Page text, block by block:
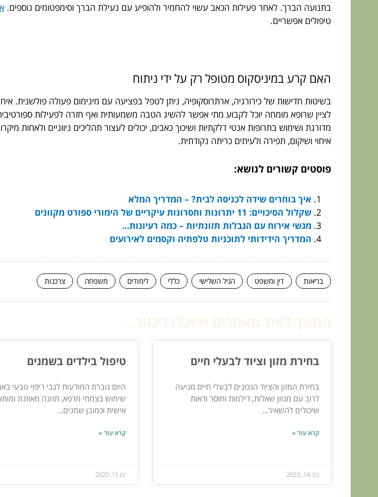
בתנועה הברך. לאחר פעילות הכאב עשוי להחמיר ולהופיע עם נעילת הברך וסימפטומים נוספים.
טיפולים אפשריים.
האם קרע במיניסקוס מטופל רק על ידי ניתוח
בשיטות חדישות של כירורגיה, ארתרוסקופיה, ניתן לטפל בפציעה עם מינימום פעולה פולשנית.
לציין שרופא מומחה יוכל לקבוע מתי אפשר להשיג הטבה משמעותית ואף חזרה לפעילות
מדורגת ושימוש בתרופות אנטי דלקתיות ושיכוך כאבים, יכולים לעצור תהליכים ניווניים ולאחות
איחוי ושיקום, תפירה ולעיתים כריתה נקודתית.
פוסטים קשורים לנושא:
איך בוחרים שידה לכניסה לבית? – המדריך המלא
שקלול הסיכויים: 11 יתרונות וחסרונות עיקריים של הימורי ספורט מקוונים
מגשי אירוח עם הגבלות תזונתיות – כמה רעיונות…
המדריך הידידותי לתוכניות טלפתיה וקסמים לאירועים
בריאות דין ומשפט הגיל השלישי כללי לימודים משפחה צרכנות
בחירת מזון וציוד לבעלי חיים
בחירת המזון והציוד הנכונים לבעלי חיים מגיעה
לרוב עם מגוון שאלות, דילמות וחוסר ודאות
שיכולים להשאיר...
קרא עוד »
נוב 14, 2023
טיפול בילדים בשמנים
היום גוברת המודעות לגבי ריפוי טבעי
שימוש בצמחי מרפא, תזונה מאוזנת
אישית וכמובן שמנים...
קרא עוד »
ינו 15, 2020